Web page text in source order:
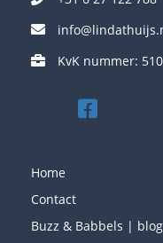
KvK nummer:
Home
Contact
Buzz & Babbels | blog